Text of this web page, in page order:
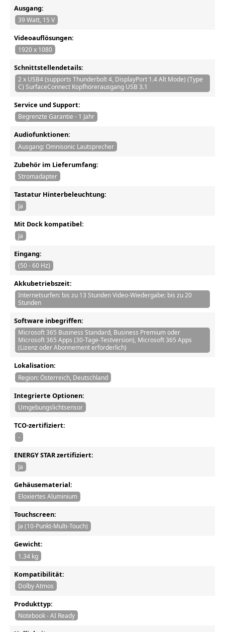
Ausgang:
39 Watt, 15 V
Videoauflösungen:
1920 x 1080
Schnittstellendetails:
2 x USB4 (supports Thunderbolt 4, DisplayPort 1.4 Alt Mode) (Type
C) SurfaceConnect Kopfhörerausgang USB 3.1
Service und Support:
Begrenzte Garantie - 1 Jahr
Audiofunktionen:
Ausgang: Omnisonic Lautsprecher
Zubehör im Lieferumfang:
Stromadapter
Tastatur Hinterbeleuchtung:
Ja
Mit Dock kompatibel:
Ja
Eingang:
(50 - 60 Hz)
Akkubetriebszeit:
Internetsurfen: bis zu 13 Stunden Video-Wiedergabe: bis zu 20
Stunden
Software inbegriffen:
Microsoft 365 Business Standard, Business Premium oder
Microsoft 365 Apps (30-Tage-Testversion), Microsoft 365 Apps
(Lizenz oder Abonnement erforderlich)
Lokalisation:
Region: Österreich, Deutschland
Integrierte Optionen:
Umgebungslichtsensor
TCO-zertifiziert:
-
ENERGY STAR zertifiziert:
Ja
Gehäusematerial:
Eloxiertes Aluminium
Touchscreen:
Ja (10-Punkt-Multi-Touch)
Gewicht:
1.34 kg
Kompatibilität:
Dolby Atmos
Produkttyp:
Notebook - AI Ready